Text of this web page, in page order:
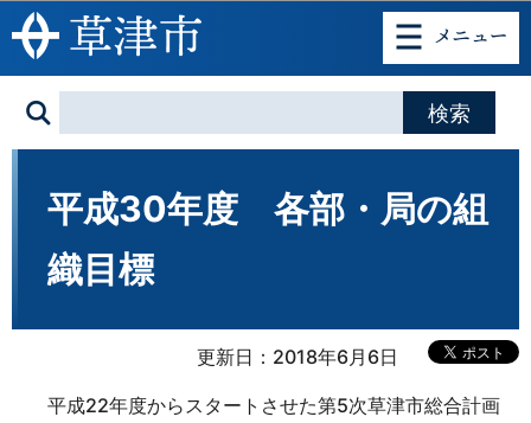
このページの本文へ移動
平成30年度 各部・局の組
織目標
更新日：2018年6月6日
平成22年度からスタートさせた第5次草津市総合計画